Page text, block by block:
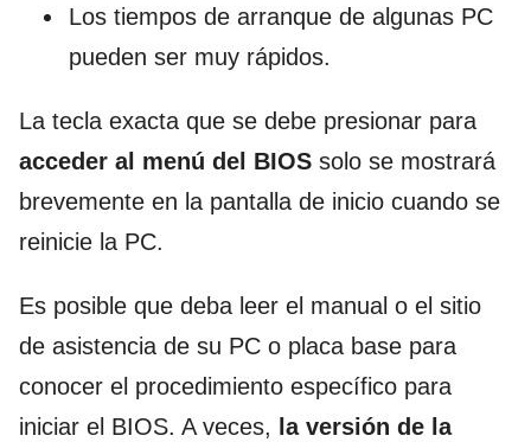
Los tiempos de arranque de algunas PC
pueden ser muy rápidos.
La tecla exacta que se debe presionar para
acceder al menú del BIOS solo se mostrará
brevemente en la pantalla de inicio cuando se
reinicie la PC.
Es posible que deba leer el manual o el sitio
de asistencia de su PC o placa base para
conocer el procedimiento específico para
iniciar el BIOS. A veces, la versión de la